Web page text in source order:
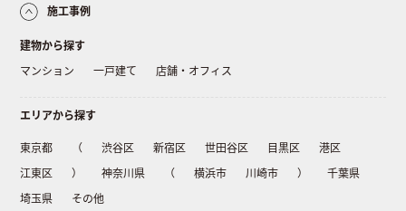
施工事例
建物から探す
マンション
一戸建て 店舗・オフィス
エリアから探す
東京都 （ 渋谷区 新宿区 世田谷区 目黒区
港区
江東区
） 神奈川県 （ 横浜市 川崎市 ）
千葉県
埼玉県
その他